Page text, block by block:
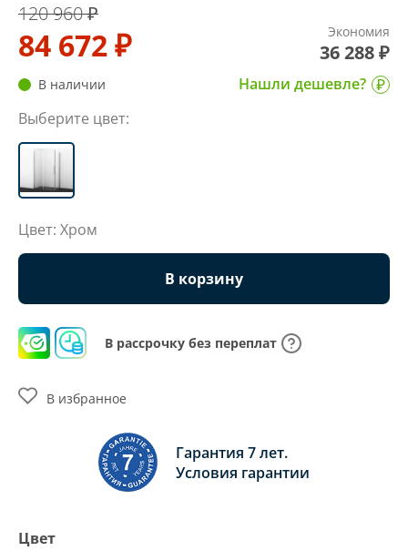
120 960 ₽
84 672 ₽ Экономия
36 288 ₽
В наличии
Нашли дешевле?
Выберите цвет:
Цвет: Хром
В корзину
В рассрочку без переплат
Гарантия 7 лет.
Условия гарантии
В избранное
Цвет